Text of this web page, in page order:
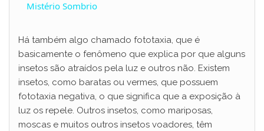
y
V
i
Mistério Sombrio
Há também algo chamado fototaxia, que é
basicamente o fenômeno que explica por que alguns
insetos são atraídos pela luz e outros não. Existem
insetos, como baratas ou vermes, que possuem
fototaxia negativa, o que significa que a exposição à
luz os repele. Outros insetos, como mariposas,
moscas e muitos outros insetos voadores, têm